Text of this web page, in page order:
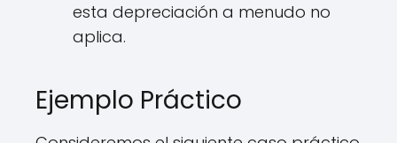
esta depreciación a menudo no
aplica.
Ejemplo Práctico